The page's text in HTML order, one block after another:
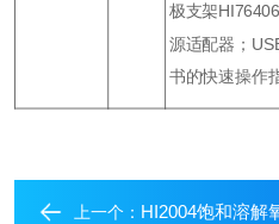
极支架
源适配器；
书的快速操作
上一个： HI2004饱和溶解